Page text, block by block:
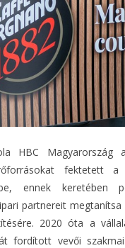
HBC Magyarország
fektetett a
ennek keretében
partnereit
2020 óta a
fordított vevői